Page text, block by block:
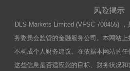
风险揭示
DLS Markets Limited (VFSC 700455)
务委员会监管的金融服务公司。本网站上
不构成个人财务建议。在依据本网站的
这些信息是否适应您的目标、财务状况